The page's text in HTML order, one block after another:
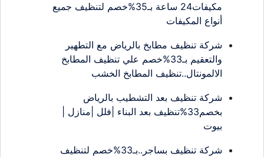
مكيفات24 ساعة بـ35%خصم لتنظيف جميع
أنواع المكيفات
شركة تنظيف مطابخ بالرياض مع التطهير
والتعقيم بـ33%خصم علي تنظيف المطابخ
الالمونتال..تنظيف المطابخ الخشب
شركة تنظيف بعد التشطيب بالرياض
بخصم33%تنظيف بعد البناء |فلل |منازل |
بيوت
شركة تنظيف بساجر..بـ33%خصم لتنظيف